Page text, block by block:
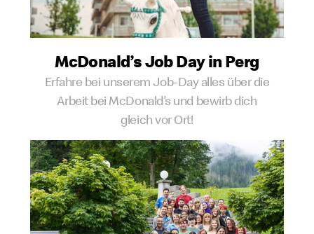
McDonald’s Job Day in Perg
Erfahre bei unserem Job-Day alles über die
Arbeit bei McDonald’s und bewirb dich
gleich vor Ort!